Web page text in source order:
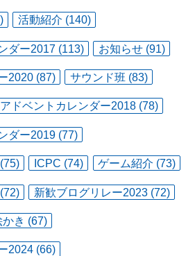
活動紹介 (140)
ダー2017 (113) お知らせ (91)
2020 (87) サウンド班 (83)
アドベントカレンダー2018 (78)
ダー2019 (77)
ICPC (74) ゲーム紹介 (73)
新歓ブログリレー2023 (72)
かき (67)
2024 (66)